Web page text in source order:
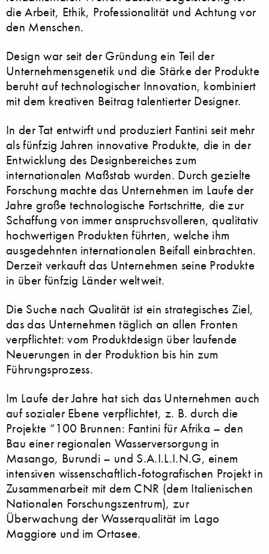
die Arbeit, Ethik, Professionalität und Achtung vor
den Menschen.
Design war seit der Gründung ein Teil der
Unternehmensgenetik und die Stärke der Produkte
beruht auf technologischer Innovation, kombiniert
mit dem kreativen Beitrag talentierter Designer.
In der Tat entwirft und produziert Fantini seit mehr
als fünfzig Jahren innovative Produkte, die in der
Entwicklung des Designbereiches zum
internationalen Maßstab wurden. Durch gezielte
Forschung machte das Unternehmen im Laufe der
Jahre große technologische Fortschritte, die zur
Schaffung von immer anspruchsvolleren, qualitativ
hochwertigen Produkten führten, welche ihm
ausgedehnten internationalen Beifall einbrachten.
Derzeit verkauft das Unternehmen seine Produkte
in über fünfzig Länder weltweit.
Die Suche nach Qualität ist ein strategisches Ziel,
das das Unternehmen täglich an allen Fronten
verpflichtet: vom Produktdesign über laufende
Neuerungen in der Produktion bis hin zum
Führungsprozess.
Im Laufe der Jahre hat sich das Unternehmen auch
auf sozialer Ebene verpflichtet, z. B. durch die
Projekte “100 Brunnen: Fantini für Afrika – den
Bau einer regionalen Wasserversorgung in
Masango, Burundi – und S.A.I.L.I.N.G, einem
intensiven wissenschaftlich-fotografischen Projekt in
Zusammenarbeit mit dem CNR (dem Italienischen
Nationalen Forschungszentrum), zur
Überwachung der Wasserqualität im Lago
Maggiore und im Ortasee.